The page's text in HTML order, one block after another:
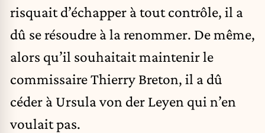
risquait d’échapper à tout contrôle, il a
dû se résoudre à la renommer. De même,
alors qu’il souhaitait maintenir le
commissaire Thierry Breton, il a dû
céder à Ursula von der Leyen qui n’en
voulait pas.